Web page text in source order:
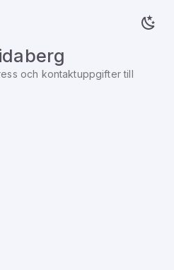
och kontaktuppgifter till